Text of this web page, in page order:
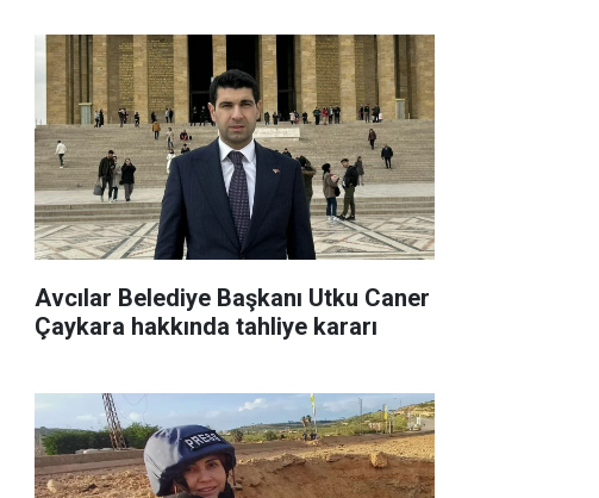
Avcılar Belediye Başkanı Utku Caner
Çaykara hakkında tahliye kararı